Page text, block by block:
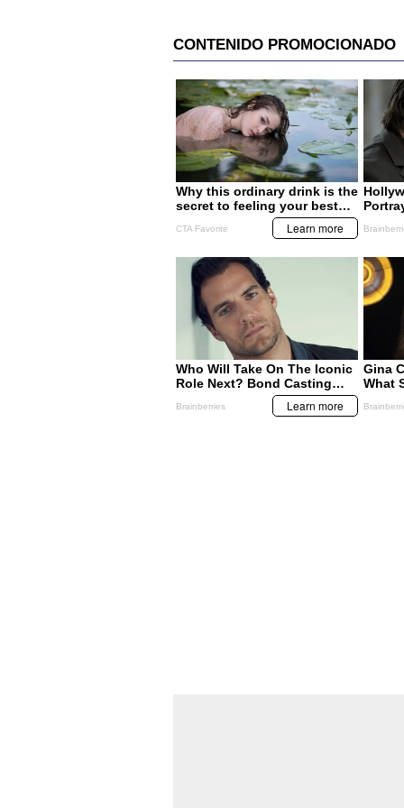
En un 20% bajan ingresos
al Mario Rivas por actos
violentos
Buscan a padres
abandonado
MIS TEMAS PREFERIDOS